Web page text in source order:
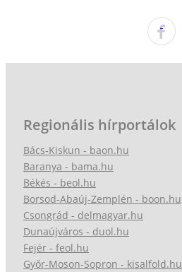
Regionális hírportálok
Bács-Kiskun - baon.hu
Baranya - bama.hu
Békés - beol.hu
Borsod-Abaúj-Zemplén - boon.hu
Csongrád - delmagyar.hu
Dunaújváros - duol.hu
Fejér - feol.hu
Győr-Moson-Sopron - kisalfold.hu